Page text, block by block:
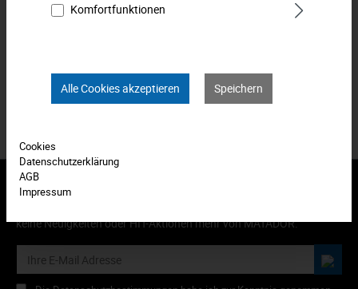
Bewertungen
keine Neuigkeiten oder HIT-Aktionen mehr von MATADOR.
Komfortfunktionen
Alle Cookies akzeptieren Speichern
Cookies
Datenschutzerklärung
AGB
Impressum